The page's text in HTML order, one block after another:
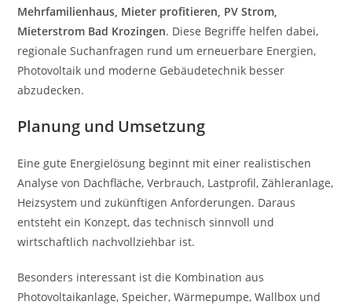
Mehrfamilienhaus, Mieter profitieren, PV Strom,
Mieterstrom Bad Krozingen. Diese Begriffe helfen dabei,
regionale Suchanfragen rund um erneuerbare Energien,
Photovoltaik und moderne Gebäudetechnik besser
abzudecken.
Planung und Umsetzung
Eine gute Energielösung beginnt mit einer realistischen
Analyse von Dachfläche, Verbrauch, Lastprofil, Zähleranlage,
Heizsystem und zukünftigen Anforderungen. Daraus
entsteht ein Konzept, das technisch sinnvoll und
wirtschaftlich nachvollziehbar ist.
Besonders interessant ist die Kombination aus
Photovoltaikanlage, Speicher, Wärmepumpe, Wallbox und